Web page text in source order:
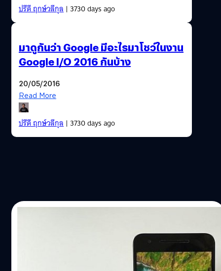
ปรีดี ฤกษ์วลีกุล| 3730 days ago
มาดูกันว่า Google มีอะไรมาโชว์ในงาน
Google I/O 2016 กันบ้าง
20/05/2016
Read More
ปรีดี ฤกษ์วลีกุล| 3730 days ago
12 “ฟีเจอร์สำคัญ” ใน Android N
Google ได้เปิดเผยฟีเจอร์ใหม่ๆของระบบปฏิบัตการ Android